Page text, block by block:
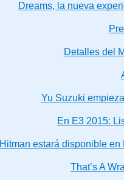
Dreams, la nueva
Detalles del
Yu Suzuki
En E3 2015:
Hitman estará disponible
That’s A